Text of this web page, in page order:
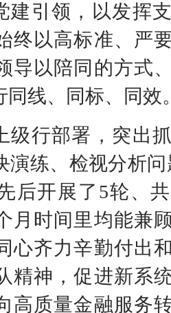
建引领，以发挥
终以高标准、严
导以陪同的方式
同线、同标、同效
级行部署，突出
演练、检视分析
后开展了5轮、
月时间里均能兼
心齐力辛勤付出
精神，促进新系
高质量金融服务